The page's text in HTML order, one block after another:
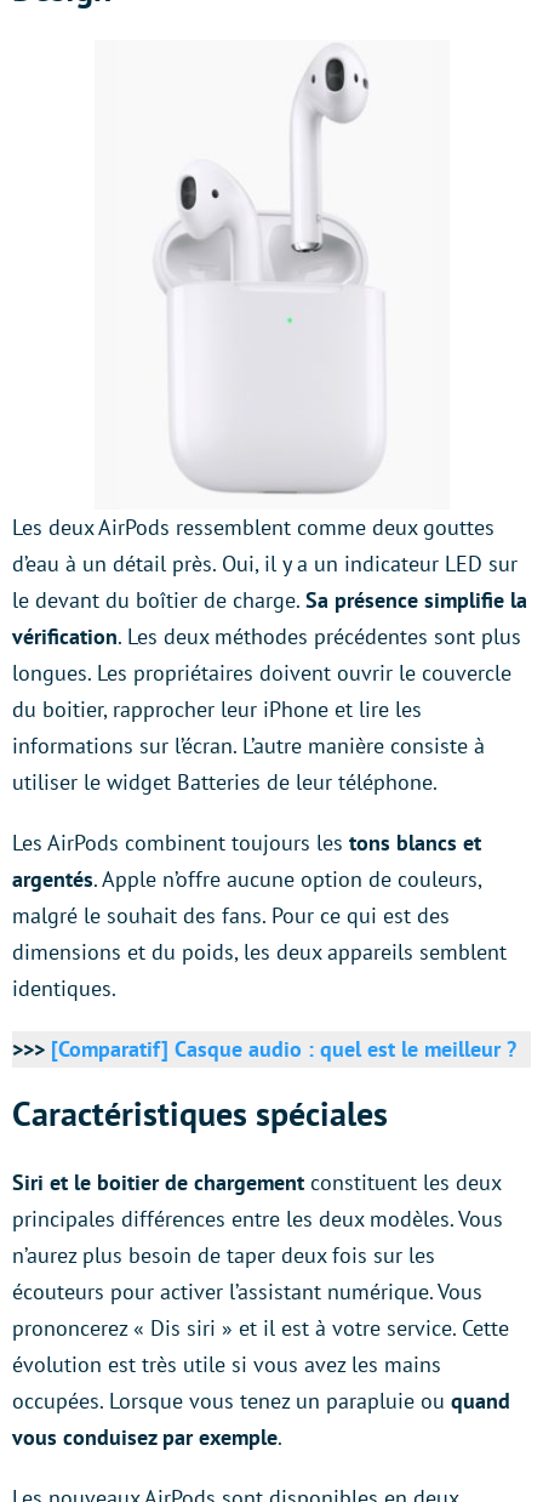
Les deux AirPods ressemblent comme deux gouttes
d’eau à un détail près. Oui, il y a un indicateur LED sur
le devant du boîtier de charge. Sa présence simplifie la
vérification. Les deux méthodes précédentes sont plus
longues. Les propriétaires doivent ouvrir le couvercle
du boitier, rapprocher leur iPhone et lire les
informations sur l’écran. L’autre manière consiste à
utiliser le widget Batteries de leur téléphone.
Les AirPods combinent toujours les tons blancs et
argentés. Apple n’offre aucune option de couleurs,
malgré le souhait des fans. Pour ce qui est des
dimensions et du poids, les deux appareils semblent
identiques.
>>> [Comparatif] Casque audio : quel est le meilleur ?
Caractéristiques spéciales
Siri et le boitier de chargement constituent les deux
principales différences entre les deux modèles. Vous
n’aurez plus besoin de taper deux fois sur les
écouteurs pour activer l’assistant numérique. Vous
prononcerez « Dis siri » et il est à votre service. Cette
évolution est très utile si vous avez les mains
occupées. Lorsque vous tenez un parapluie ou quand
vous conduisez par exemple.